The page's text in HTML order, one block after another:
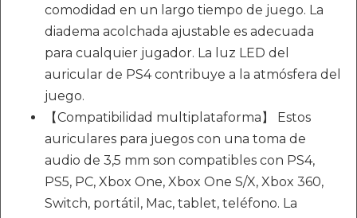
comodidad en un largo tiempo de juego. La
diadema acolchada ajustable es adecuada
para cualquier jugador. La luz LED del
auricular de PS4 contribuye a la atmósfera del
juego.
【Compatibilidad multiplataforma】 Estos
auriculares para juegos con una toma de
audio de 3,5 mm son compatibles con PS4,
PS5, PC, Xbox One, Xbox One S/X, Xbox 360,
Switch, portátil, Mac, tablet, teléfono. La